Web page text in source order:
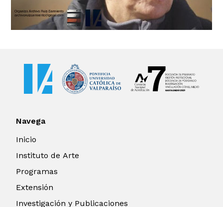
Navega
Inicio
Instituto de Arte
Programas
Extensión
Investigación y Publicaciones